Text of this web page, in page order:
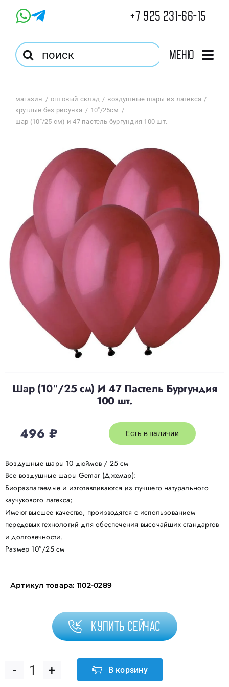
+7 925 231-66-15
Результат
поиска:
Меню
Магазин
Оптовый Магазин
Корзина
Избранное
Доставка
О нас
Отзывы
Политика конфиденциальности
магазин оптовый склад
воздушные шары из латекса
круглые без рисунка
10"/25см
шар (10″/25 см) и 47 пастель бургундия 100 шт.
Шар (10″/25 см) И 47 Пастель Бургундия
100 шт.
496 ₽ Есть в наличии
Воздушные шары 10 дюймов / 25 см
Все воздушные шары Gemar (Джемар):
Биоразлагаемые и изготавливаются из лучшего натурального
каучукового латекса;
Имеют высшее качество, производятся с использованием
передовых технологий для обеспечения высочайших стандартов
и долговечности.
Размер 10″/25 см
Артикул товара: 1102-0289
Купить сейчас
Количество
В корзину